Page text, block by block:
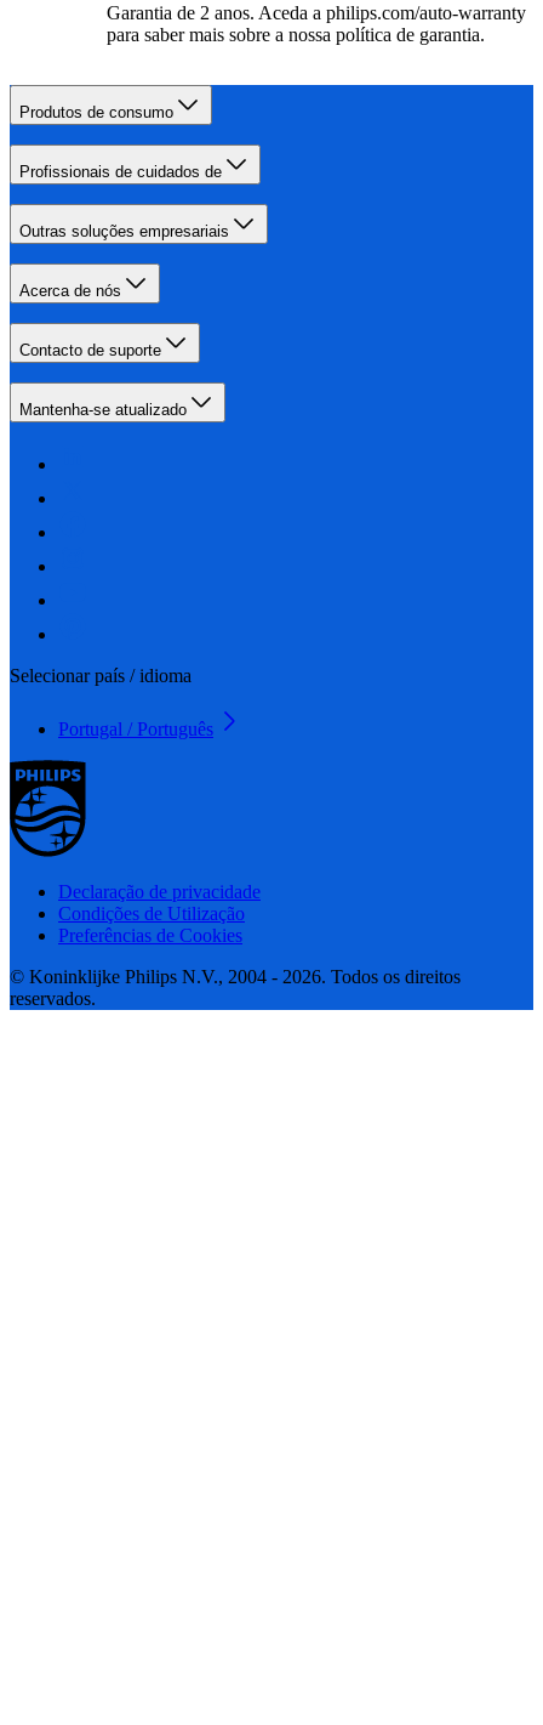
Garantia de 2 anos. Aceda a philips.com/auto-warranty
para saber mais sobre a nossa política de garantia.
Produtos de consumo
Profissionais de cuidados de
Outras soluções empresariais
Acerca de nós
Contacto de suporte
Mantenha-se atualizado
Selecionar país / idioma
Portugal / Português
Declaração de privacidade
Condições de Utilização
Preferências de Cookies
© Koninklijke Philips N.V., 2004 - 2026. Todos os direitos
reservados.